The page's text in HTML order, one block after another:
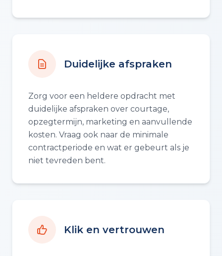
Duidelijke afspraken
Zorg voor een heldere opdracht met
duidelijke afspraken over courtage,
opzegtermijn, marketing en aanvullende
kosten. Vraag ook naar de minimale
contractperiode en wat er gebeurt als je
niet tevreden bent.
Klik en vertrouwen